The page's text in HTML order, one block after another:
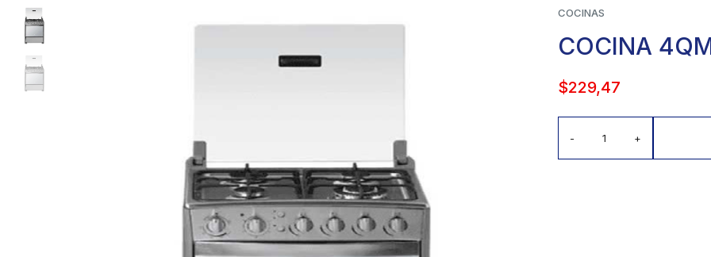
COCINAS
COCINA
$229,47
- +